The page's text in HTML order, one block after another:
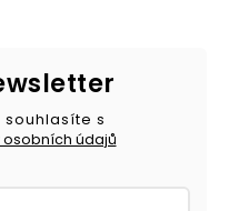
s
údajů